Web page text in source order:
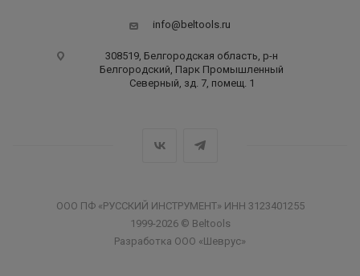
info@beltools.ru
308519, Белгородская область, р-н
Белгородский, Парк Промышленный
Северный, зд. 7, помещ. 1
ООО ПФ «РУССКИЙ ИНСТРУМЕНТ» ИНН 3123401255
1999-2026 © Beltools
Разработка ООО «Шеврус»